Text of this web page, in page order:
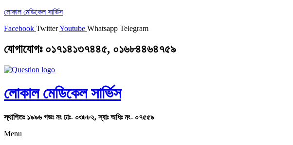
লোকাল মেডিকেল সার্ভিস
Facebook TwitterYoutube Whatsapp Telegram
যোগাযোগঃ ০১৭১৪১৩৭৪৪৫, ০১৬৮৪৪৬৪৭৫৯
লোকাল মেডিকেল সার্ভিস
স্থাপিতঃ ১৯৯৬ গভঃ নং ঢাঃ- ০৩৮৮২, স্বাঃ অধিঃ নং- ০৭৫৫৯
Menu